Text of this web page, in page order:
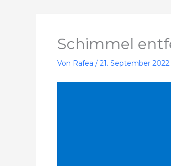
Schimmel
Von Rafea / 21. September 2022